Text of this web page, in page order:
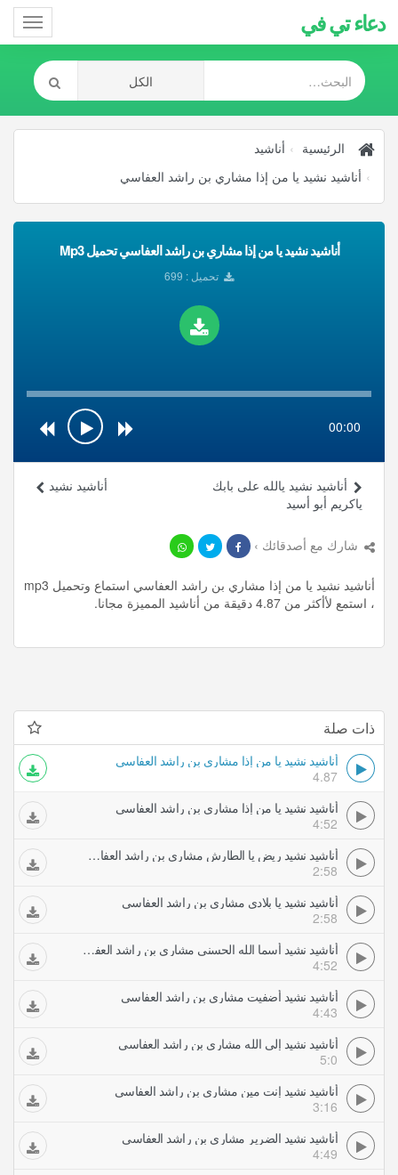
دعاء تي في
الرئيسية
أناشيد
أناشيد نشيد يا من إذا مشاري بن راشد العفاسي
أناشيد نشيد يا من إذا مشاري بن راشد العفاسي تحميل Mp3
تحميل : 699
00:00
أناشيد نشيد
أناشيد نشيد يالله على بابك
ياكريم أبو أسيد
شارك مع أصدقائك ›
أناشيد نشيد يا من إذا مشاري بن راشد العفاسي استماع وتحميل mp3
، استمع لأأكثر من 4.87 دقيقة من أناشيد المميزة مجانا.
ذات صلة
أناشيد نشيد يا من إذا مشاري بن راشد العفاسي
4.87
أناشيد نشيد يا من إذا مشاري بن راشد العفاسي
4:52
أناشيد نشيد ريض يا الطارش مشاري بن راشد العفاسي
2:58
أناشيد نشيد يا بلادي مشاري بن راشد العفاسي
2:58
أناشيد نشيد أسما الله الحسنى مشاري بن راشد العفاسي
4:52
أناشيد نشيد أضفيت مشاري بن راشد العفاسي
4:43
أناشيد نشيد إلى الله مشاري بن راشد العفاسي
5:0
أناشيد نشيد إنت مين مشاري بن راشد العفاسي
3:16
أناشيد نشيد الضرير مشاري بن راشد العفاسي
4:49